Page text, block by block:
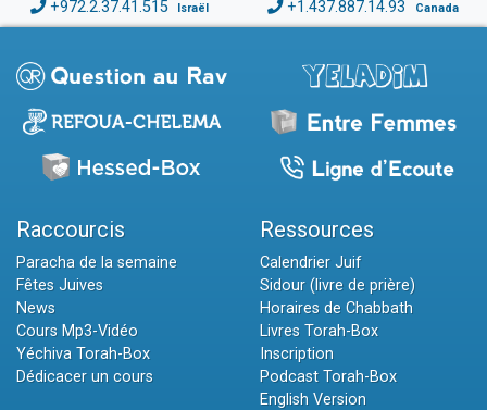
+972.2.37.41.515 Israël +1.437.887.14.93 Canada
Raccourcis
Paracha de la semaine
Fêtes Juives
News
Cours Mp3-Vidéo
Yéchiva Torah-Box
Dédicacer un cours
Ressources
Calendrier Juif
Sidour (livre de prière)
Horaires de Chabbath
Livres Torah-Box
Inscription
Podcast Torah-Box
English Version